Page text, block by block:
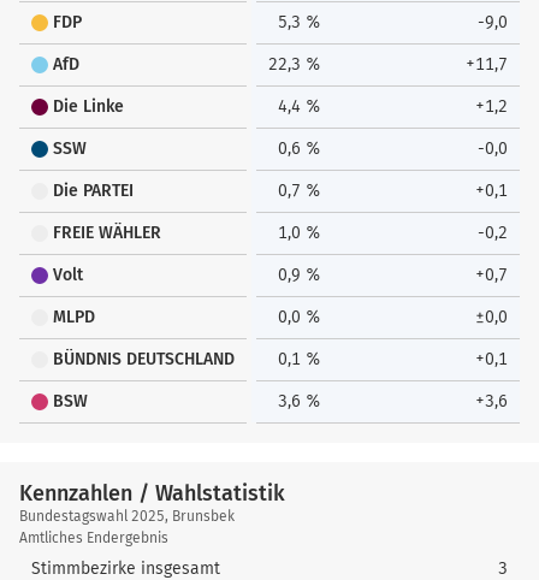
FDP 5,3 % -9,0
AfD 22,3 % +11,7
Die Linke 4,4 % +1,2
SSW 0,6 % -0,0
Die PARTEI 0,7 % +0,1
FREIE WÄHLER 1,0 % -0,2
Volt 0,9 % +0,7
MLPD 0,0 % ±0,0
BÜNDNIS DEUTSCHLAND 0,1 % +0,1
BSW 3,6 % +3,6
Kennzahlen / Wahlstatistik
Kennzahlen
/
Wahlstatistik
Bundestagswahl 2025, Brunsbek
Amtliches Endergebnis
Stimmbezirke insgesamt 3